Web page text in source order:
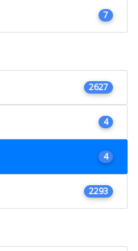
7
2627
4
4
2293